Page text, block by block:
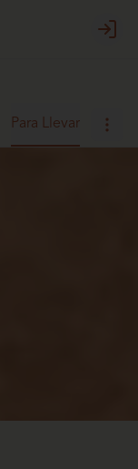
Login
Para Llevar